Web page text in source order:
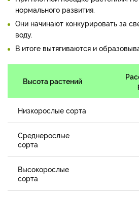
нормального развития.
Они начинают конкурировать за
воду.
В итоге вытягиваются и
Высота растений
Низкорослые сорта
Среднерослые
сорта
Высокорослые
сорта